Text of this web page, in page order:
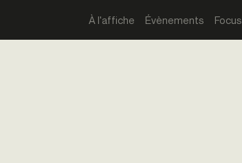
À l'affiche Évènements Focus